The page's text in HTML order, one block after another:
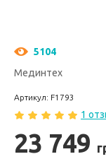
5104
Мединтех
Артикул: F1793
1
23 749